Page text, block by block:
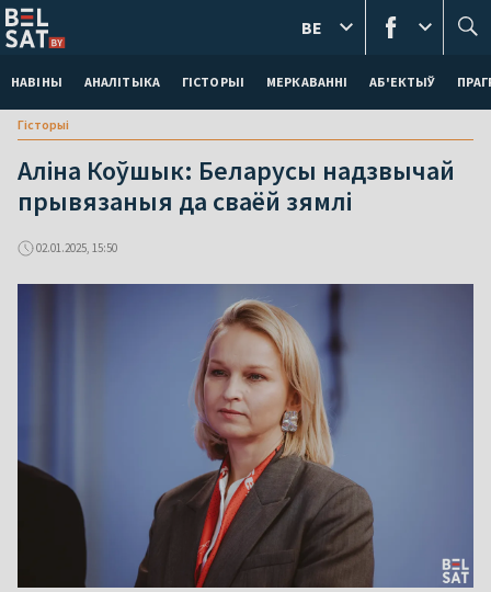
НАВІНЫ АНАЛІТЫКА ГІСТОРЫІ МЕРКАВАННI АБ'ЕКТЫЎ
BE
Гісторыі
Аліна Коўшык: Беларусы надзвычай
прывязаныя да сваёй зямлі
02.01.2025, 15:50